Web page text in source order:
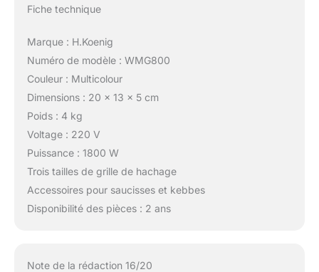
Fiche technique
Marque : H.Koenig
Numéro de modèle : WMG800
Couleur : Multicolour
Dimensions : 20 x 13 x 5 cm
Poids : 4 kg
Voltage : 220 V
Puissance : 1800 W
Trois tailles de grille de hachage
Accessoires pour saucisses et kebbes
Disponibilité des pièces : 2 ans
Note de la rédaction 16/20